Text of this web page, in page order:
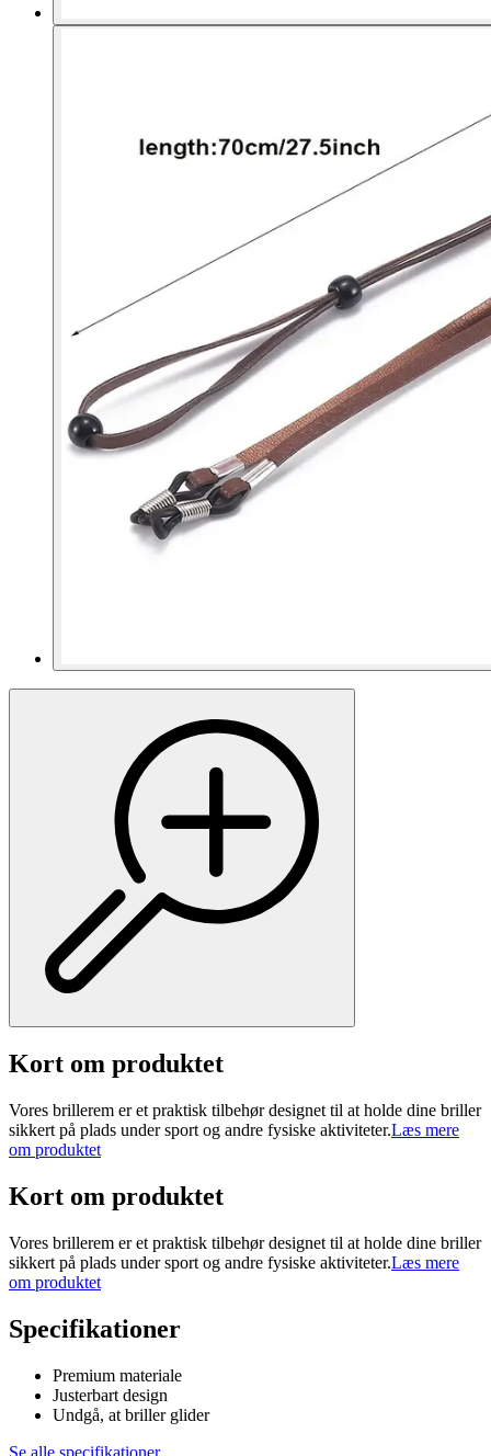
Kort om produktet
Vores brillerem er et praktisk tilbehør designet til at holde dine briller
sikkert på plads under sport og andre fysiske aktiviteter.Læs mere
om produktet
Kort om produktet
Vores brillerem er et praktisk tilbehør designet til at holde dine briller
sikkert på plads under sport og andre fysiske aktiviteter.Læs mere
om produktet
Specifikationer
Premium materiale
Justerbart design
Undgå, at briller glider
Se alle specifikationer